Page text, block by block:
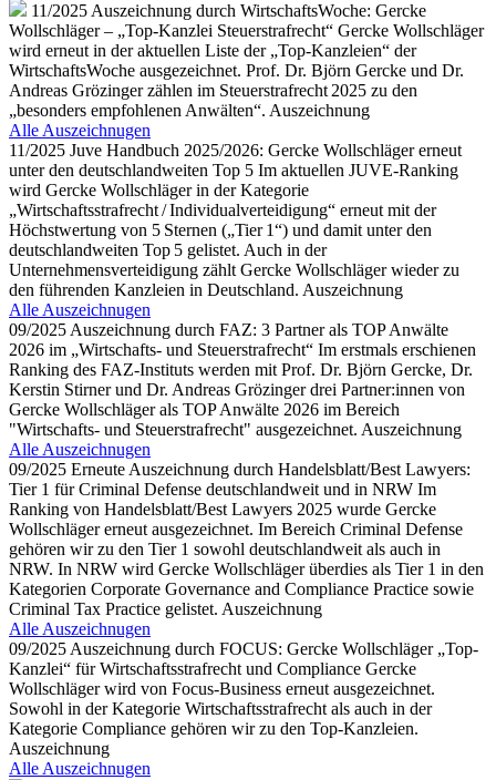
11/2025Auszeichnung durch WirtschaftsWoche: Gercke
Wollschläger – „Top-Kanzlei Steuerstrafrecht“ Gercke Wollschläger
wird erneut in der aktuellen Liste der „Top‑Kanzleien“ der
WirtschaftsWoche ausgezeichnet. Prof. Dr. Björn Gercke und Dr.
Andreas Grözinger zählen im Steuerstrafrecht 2025 zu den
„besonders empfohlenen Anwälten“. Auszeichnung
Alle Auszeichnugen
11/2025 Juve Handbuch 2025/2026: Gercke Wollschläger erneut
unter den deutschlandweiten Top 5 Im aktuellen JUVE‑Ranking
wird Gercke Wollschläger in der Kategorie
„Wirtschaftsstrafrecht / Individualverteidigung“ erneut mit der
Höchstwertung von 5 Sternen („Tier 1“) und damit unter den
deutschlandweiten Top 5 gelistet. Auch in der
Unternehmensverteidigung zählt Gercke Wollschläger wieder zu
den führenden Kanzleien in Deutschland. Auszeichnung
Alle Auszeichnugen
09/2025Auszeichnung durch FAZ: 3 Partner als TOP Anwälte
2026 im „Wirtschafts- und Steuerstrafrecht“ Im erstmals erschienen
Ranking des FAZ-Instituts werden mit Prof. Dr. Björn Gercke, Dr.
Kerstin Stirner und Dr. Andreas Grözinger drei Partner:innen von
Gercke Wollschläger als TOP Anwälte 2026 im Bereich
"Wirtschafts- und Steuerstrafrecht" ausgezeichnet. Auszeichnung
Alle Auszeichnugen
09/2025 Erneute Auszeichnung durch Handelsblatt/Best Lawyers:
Tier 1 für Criminal Defense deutschlandweit und in NRW Im
Ranking von Handelsblatt/Best Lawyers 2025 wurde Gercke
Wollschläger erneut ausgezeichnet. Im Bereich Criminal Defense
gehören wir zu den Tier 1 sowohl deutschlandweit als auch in
NRW. In NRW wird Gercke Wollschläger überdies als Tier 1 in den
Kategorien Corporate Governance and Compliance Practice sowie
Criminal Tax Practice gelistet. Auszeichnung
Alle Auszeichnugen
09/2025Auszeichnung durch FOCUS: Gercke Wollschläger „Top-
Kanzlei“ für Wirtschaftsstrafrecht und Compliance Gercke
Wollschläger wird von Focus-Business erneut ausgezeichnet.
Sowohl in der Kategorie Wirtschaftsstrafrecht als auch in der
Kategorie Compliance gehören wir zu den Top-Kanzleien.
Auszeichnung
Alle Auszeichnugen